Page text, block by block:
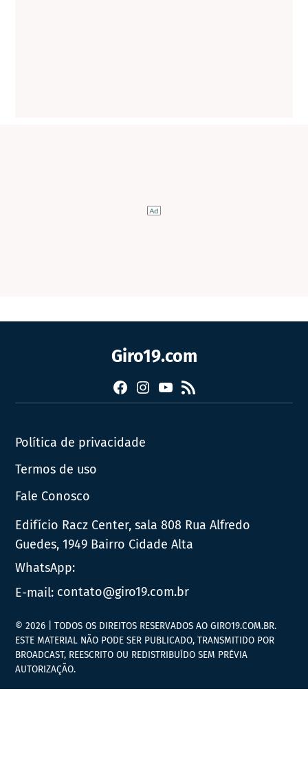
Giro19.com
FacebookInstagram
YouTube
RSS
Política de privacidade
Termos de uso
Fale Conosco
Edifício Racz Center, sala 808 Rua Alfredo
Guedes, 1949 Bairro Cidade Alta
WhatsApp:
E-mail: contato@giro19.com.br
© 2026 | TODOS OS DIREITOS RESERVADOS AO GIRO19.COM.BR.
ESTE MATERIAL NÃO PODE SER PUBLICADO, TRANSMITIDO POR
BROADCAST, REESCRITO OU REDISTRIBUÍDO SEM PRÉVIA
AUTORIZAÇÃO.